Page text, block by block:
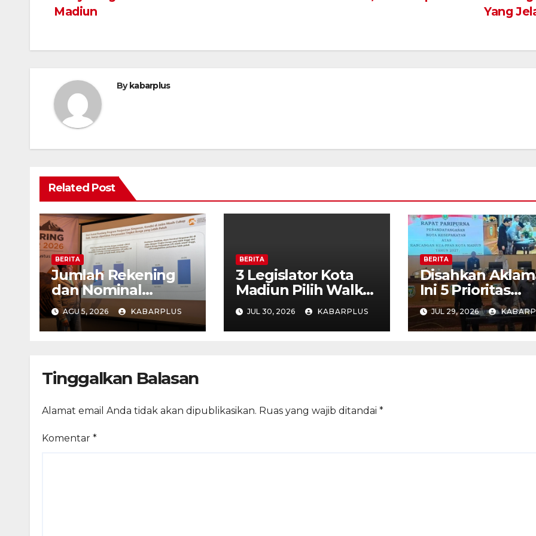
pos
Yang
Madiun
Bykabarplus
Related Post
BERITA
Jumlah Rekening
dan Nominal
Simpanan di Jawa
Timur Meningkat
1,17% Year on Year.
AGU 5, 2026 KABARPLUS
BERITA
3 Legislator Kota
Madiun Pilih Walk
Out Saat Paripurna
JUL 30, 2026 KABARPLUS
BERITA
Disahkan
Ini 5 Prioritas
Pembangunan
Madiun dalam
PPAS APBD
JUL 29, 2026
Tinggalkan Balasan
Alamat email Anda tidak akan dipublikasikan. Ruas yang wajib ditandai *
Komentar *